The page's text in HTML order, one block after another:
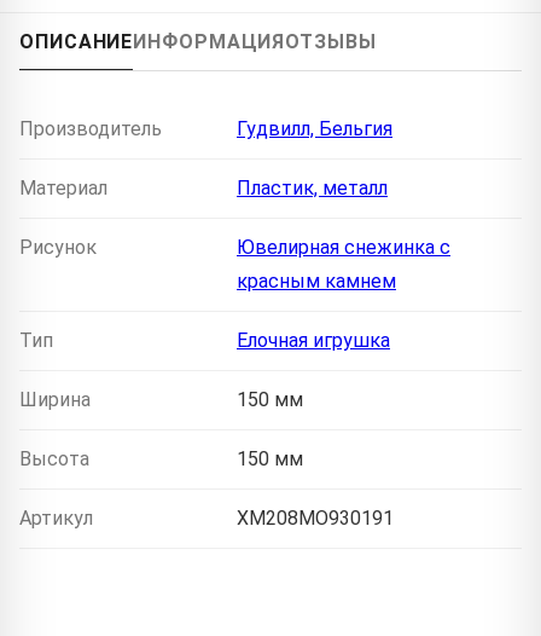
ОПИСАНИЕ ИНФОРМАЦИЯ ОТЗЫВЫ
Производитель Гудвилл, Бельгия
Материал Пластик, металл
Рисунок
Ювелирная снежинка с
красным камнем
Тип Елочная игрушка
Ширина 150 мм
Высота 150 мм
Артикул XM208MO930191